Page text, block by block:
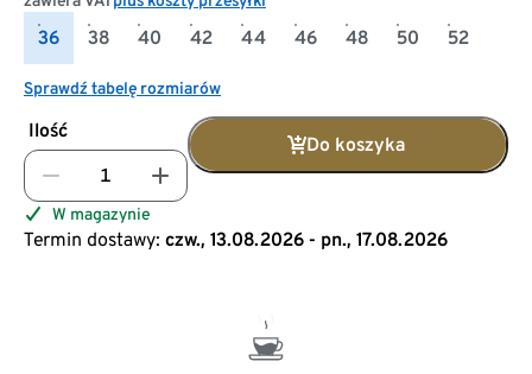
36 38 40 42 44 46 48 50 52
Sprawdź tabelę rozmiarów
Ilość
Do koszyka
W magazynie
Termin dostawy: czw., 13.08.2026 - pn., 17.08.2026